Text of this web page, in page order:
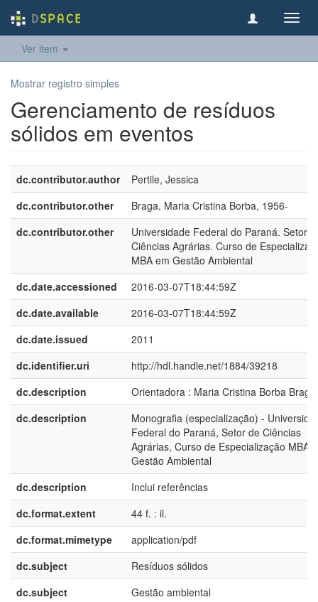
Ver item
Mostrar registro simples
Gerenciamento de resíduos
sólidos em eventos
dc.contributor.author
Pertile, Jessica
dc.contributor.other
Braga, Maria Cristina Borba, 1956-
dc.contributor.other
Universidade Federal do Paraná. Setor
Ciências Agrárias. Curso de
MBA em Gestão Ambiental
dc.date.accessioned
2016-03-07T18:44:59Z
dc.date.available
2016-03-07T18:44:59Z
dc.date.issued
2011
dc.identifier.uri
http://hdl.handle.net/1884/39218
dc.description
Orientadora : Maria Cristina Borba Braga
dc.description
Monografia (especialização) -
Federal do Paraná, Setor de Ciências
Agrárias, Curso de Especialização MBA
Gestão Ambiental
dc.description
Inclui referências
dc.format.extent
44 f. : il.
dc.format.mimetype
application/pdf
dc.subject
Resíduos sólidos
dc.subject
Gestão ambiental